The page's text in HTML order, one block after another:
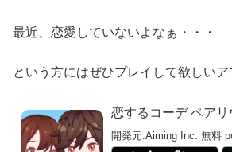
最近、恋愛していないよなぁ・・・
という方にはぜひプレイして欲しいア
恋するコーデ ペアリ
開発元:Aiming Inc. 無料